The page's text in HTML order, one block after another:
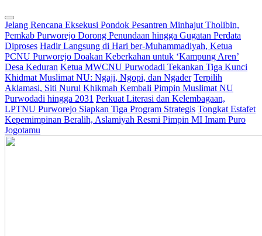
Jelang Rencana Eksekusi Pondok Pesantren Minhajut Tholibin,
Pemkab Purworejo Dorong Penundaan hingga Gugatan Perdata
Diproses Hadir Langsung di Hari ber-Muhammadiyah, Ketua
PCNU Purworejo Doakan Keberkahan untuk ‘Kampung Aren’
Desa Keduran Ketua MWCNU Purwodadi Tekankan Tiga Kunci
Khidmat Muslimat NU: Ngaji, Ngopi, dan Ngader Terpilih
Aklamasi, Siti Nurul Khikmah Kembali Pimpin Muslimat NU
Purwodadi hingga 2031 Perkuat Literasi dan Kelembagaan,
LPTNU Purworejo Siapkan Tiga Program Strategis Tongkat Estafet
Kepemimpinan Beralih, Aslamiyah Resmi Pimpin MI Imam Puro
Jogotamu